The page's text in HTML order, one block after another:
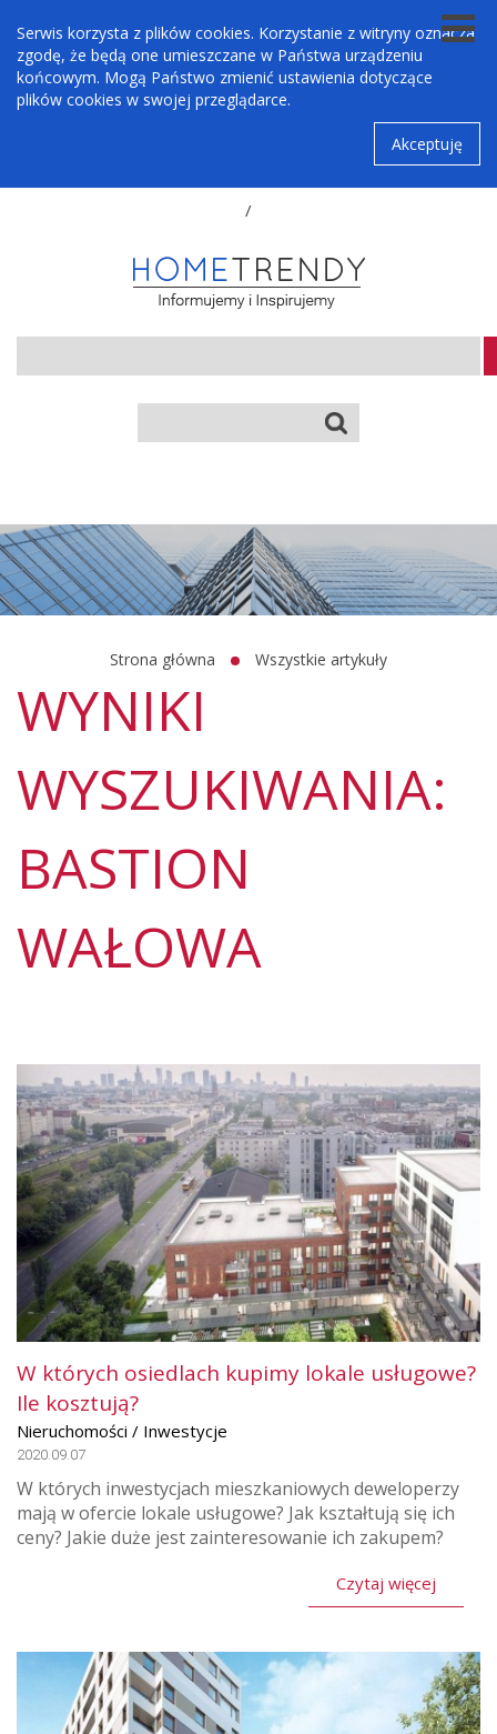
Serwis korzysta z plików cookies. Korzystanie z witryny oznacza
zgodę, że będą one umieszczane w Państwa urządzeniu
końcowym. Mogą Państwo zmienić ustawienia dotyczące
plików cookies w swojej przeglądarce.
Akceptuję
/
Strona główna Wszystkie artykuły
WYNIKI
WYSZUKIWANIA:
BASTION
WAŁOWA
W których osiedlach kupimy lokale usługowe?
Ile kosztują?
Nieruchomości / Inwestycje
2020.09.07
W których inwestycjach mieszkaniowych deweloperzy
mają w ofercie lokale usługowe? Jak kształtują się ich
ceny? Jakie duże jest zainteresowanie ich zakupem?
Czytaj więcej